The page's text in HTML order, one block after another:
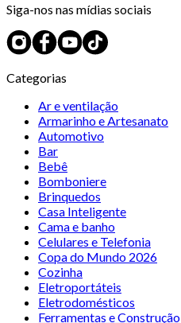
Siga-nos nas mídias sociais
Categorias
Ar e ventilação
Armarinho e Artesanato
Automotivo
Bar
Bebê
Bomboniere
Brinquedos
Casa Inteligente
Cama e banho
Celulares e Telefonia
Copa do Mundo 2026
Cozinha
Eletroportáteis
Eletrodomésticos
Ferramentas e Construção